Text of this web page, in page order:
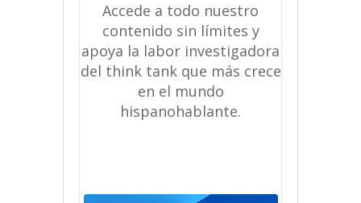
Accede a todo nuestro
contenido sin límites y
apoya la labor investigadora
del think tank que más crece
en el mundo
hispanohablante.